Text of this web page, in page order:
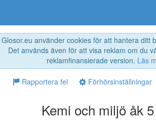
Glosor.eu använder cookies för att hantera ditt
Det används även för att visa reklam om du
reklamfinansierade version. Läs
Rapportera fel Förhörsinställningar
Kemi och miljö åk